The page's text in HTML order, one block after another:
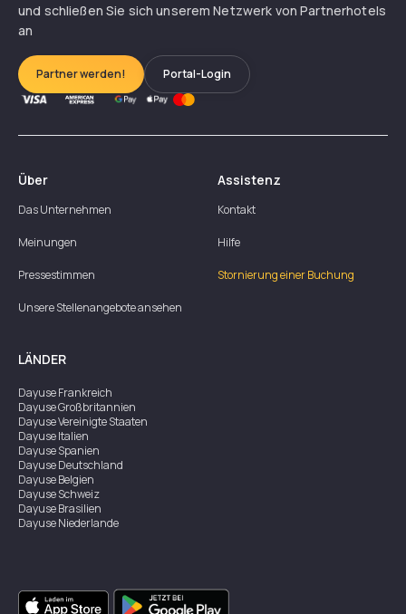
und schließen Sie sich unserem Netzwerk von Partnerhotels
an
Partner werden! Portal-Login
Über
Das Unternehmen
Meinungen
Pressestimmen
Unsere Stellenangebote ansehen
Assistenz
Kontakt
Hilfe
Stornierung einer Buchung
LÄNDER
DayuseFrankreich
DayuseGroßbritannien
DayuseVereinigte Staaten
DayuseItalien
DayuseSpanien
DayuseDeutschland
DayuseBelgien
DayuseSchweiz
DayuseBrasilien
DayuseNiederlande
DayuseKanada
DayuseSingapur